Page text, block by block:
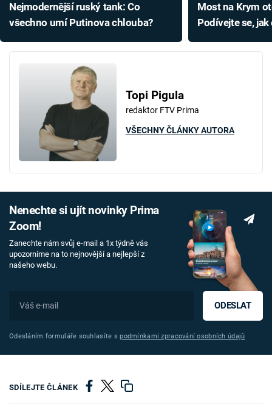
Nejmodernější ruský tank: Co
všechno umí Putinova chlouba?
Most na Krym
Podívejte se,
Topi Pigula
redaktor FTV Prima
VŠECHNY ČLÁNKY AUTORA
Nenechte si ujít novinky Prima
Zoom!
Zanechte nám svůj e-mail a 1x týdně vás
upozorníme na to nejnovější a nejlepší z
našeho webu.
ODESLAT
Odesláním formuláře souhlasíte spodmínkami zpracování osobních údajů
SDÍLEJTE ČLÁNEK